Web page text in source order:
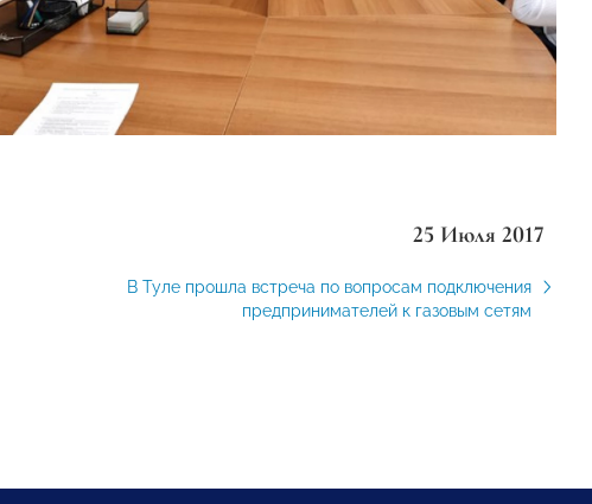
25 Июля 2017
В Туле прошла встреча по вопросам подключения
предпринимателей к газовым сетям